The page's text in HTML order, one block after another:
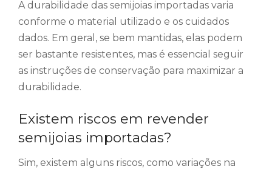
A durabilidade das semijoias importadas varia
conforme o material utilizado e os cuidados
dados. Em geral, se bem mantidas, elas podem
ser bastante resistentes, mas é essencial seguir
as instruções de conservação para maximizar a
durabilidade.
Existem riscos em revender
semijoias importadas?
Sim, existem alguns riscos, como variações na